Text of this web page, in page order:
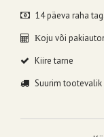
14 päeva raha
Koju või
Kiire tarne
Suurim tootevalik